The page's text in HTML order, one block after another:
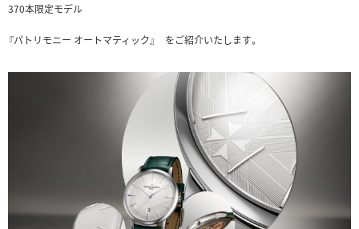
370本限定モデル
『パトリモニー オートマティック』 をご紹介いたします。